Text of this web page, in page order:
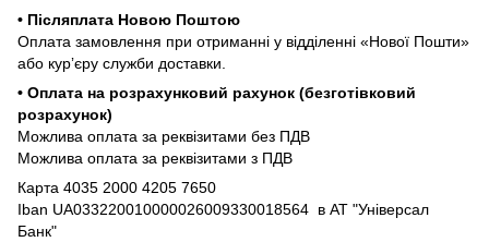
• Післяплата Новою Поштою
Оплата замовлення при отриманні у відділенні «Нової Пошти»
або курʼєру служби доставки.
• Оплата на розрахунковий рахунок (безготівковий
розрахунок)
Можлива оплата за реквізитами без ПДВ
Можлива оплата за реквізитами з ПДВ
Карта 4035 2000 4205 7650
Iban UA033220010000026009330018564 в АТ "Універсал
Банк"